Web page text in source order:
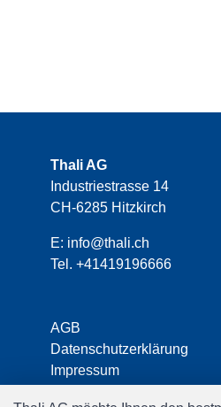
Thali AG
Industriestrasse 14
CH-6285 Hitzkirch
E: info@thali.ch
Tel. +41419196666
AGB
Datenschutzerklärung
Impressum